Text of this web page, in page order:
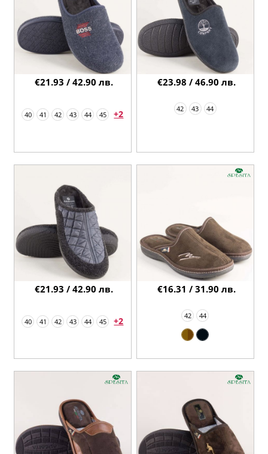
40 41 42 43 44 45 +2
€21.93 / 42.90 лв.
42 43 44
€23.98 / 46.90 лв.
40 41 42 43 44 45 +2
€21.93 / 42.90 лв.
42 44
€16.31 / 31.90 лв.